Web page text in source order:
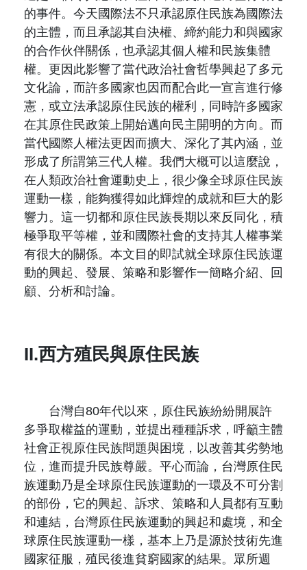
徵稿說明
期刊查詢
的事件。今天國際法不只承認原住民族為國際法
的主體，而且承認其自決權、締約能力和與國家
的合作伙伴關係，也承認其個人權和民族集體
權。更因此影響了當代政治社會哲學興起了多元
文化論，而許多國家也因而配合此一宣言進行修
憲，或立法承認原住民族的權利，同時許多國家
在其原住民政策上開始邁向民主開明的方向。而
當代國際人權法更因而擴大、深化了其內涵，並
形成了所謂第三代人權。我們大概可以這麼說，
在人類政治社會運動史上，很少像全球原住民族
運動一樣，能夠獲得如此輝煌的成就和巨大的影
響力。這一切都和原住民族長期以來反同化，積
極爭取平等權，並和國際社會的支持其人權事業
有很大的關係。本文目的即試就全球原住民族運
動的興起、發展、策略和影響作一簡略介紹、回
顧、分析和討論。
II.西方殖民與原住民族
台灣自80年代以來，原住民族紛紛開展許
多爭取權益的運動，並提出種種訴求，呼籲主體
社會正視原住民族問題與困境，以改善其劣勢地
位，進而提升民族尊嚴。平心而論，台灣原住民
族運動乃是全球原住民族運動的一環及不可分割
的部份，它的興起、訴求、策略和人員都有互動
和連結，台灣原住民族運動的興起和處境，和全
球原住民族運動一樣，基本上乃是源於技術先進
國家征服，殖民後進貧窮國家的結果。眾所週